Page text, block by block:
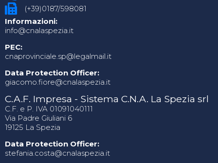
(+39)0187/598081
Informazioni:
info@cnalaspezia.it
PEC:
cnaprovinciale.sp@legalmail.it
Data Protection Officer:
giacomo.fiore@cnalaspezia.it
C.A.F. Impresa - Sistema C.N.A. La Spezia srl
C.F. e P. IVA 01091040111
Via Padre Giuliani 6
19125 La Spezia
Data Protection Officer:
stefania.costa@cnalaspezia.it